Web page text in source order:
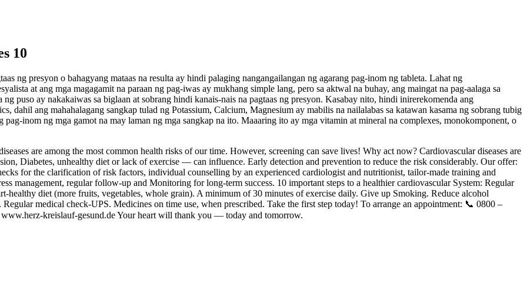
10
ng presyon o bahagyang mataas na resulta ay hindi palaging nangangailangan ng agarang pag-inom ng tableta. Lahat ng
at ang mga magagamit na paraan ng pag-iwas ay mukhang simple lang, pero sa aktwal na buhay, ang maingat na pag-aalaga sa
ng puso ay nakakaiwas sa biglaan at sobrang hindi kanais-nais na pagtaas ng presyon. Kasabay nito, hindi inirerekomenda ang
dahil ang mahahalagang sangkap tulad ng Potassium, Calcium, Magnesium ay mabilis na nailalabas sa katawan kasama ng sobrang tubig
inom ng mga gamot na may laman ng mga sangkap na ito. Maaaring ito ay mga vitamin at mineral na complexes, monokomponent, o
are among the most common health risks of our time. However, screening can save lives! Why act now? Cardiovascular diseases are
Diabetes, unhealthy diet or lack of exercise — can influence. Early detection and prevention to reduce the risk considerably. Our offer:
for the clarification of risk factors, individual counselling by an experienced cardiologist and nutritionist, tailor-made training and
management, regular follow-up and Monitoring for long-term success. 10 important steps to a healthier cardiovascular System: Regular
healthy diet (more fruits, vegetables, whole grain). A minimum of 30 minutes of exercise daily. Give up Smoking. Reduce alcohol
medical check-UPS. Medicines on time use, when prescribed. Take the first step today! To arrange an appointment: 📞 0800 –
kreislauf-gesund.de Your heart will thank you — today and tomorrow.